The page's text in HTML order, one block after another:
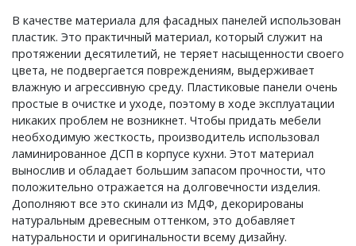
В качестве материала для фасадных панелей использован
пластик. Это практичный материал, который служит на
протяжении десятилетий, не теряет насыщенности своего
цвета, не подвергается повреждениям, выдерживает
влажную и агрессивную среду. Пластиковые панели очень
простые в очистке и уходе, поэтому в ходе эксплуатации
никаких проблем не возникнет. Чтобы придать мебели
необходимую жесткость, производитель использовал
ламинированное ДСП в корпусе кухни. Этот материал
вынослив и обладает большим запасом прочности, что
положительно отражается на долговечности изделия.
Дополняют все это скинали из МДФ, декорированы
натуральным древесным оттенком, это добавляет
натуральности и оригинальности всему дизайну.